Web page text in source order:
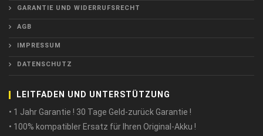
GARANTIE UND WIDERRUFSRECHT
AGB
IMPRESSUM
DATENSCHUTZ
LEITFADEN UND UNTERSTÜTZUNG
• 1 Jahr Garantie ! 30 Tage Geld-zurück Garantie !
• 100% kompatibler Ersatz für Ihren Original-Akku !